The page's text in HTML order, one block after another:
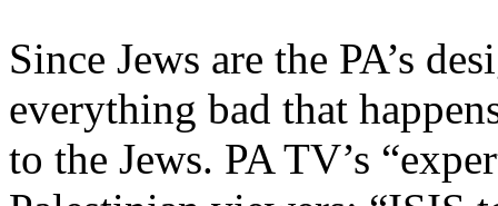
Since Jews are the PA’s
everything bad that
to the Jews. PA TV’s